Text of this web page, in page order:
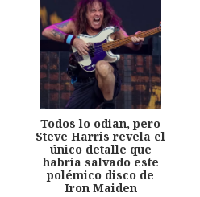
Todos lo odian, pero
Steve Harris revela el
único detalle que
habría salvado este
polémico disco de
Iron Maiden